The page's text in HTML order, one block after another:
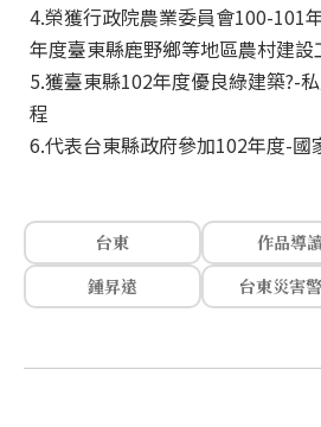
4.榮獲行政院農業委員會100-101
年度臺東縣鹿野鄉等地區農村建設
5.獲臺東縣102年度優良綠建築?-
程
6.代表台東縣政府參加102年度-國
台東
作品導
鍾昇遠
台東災害